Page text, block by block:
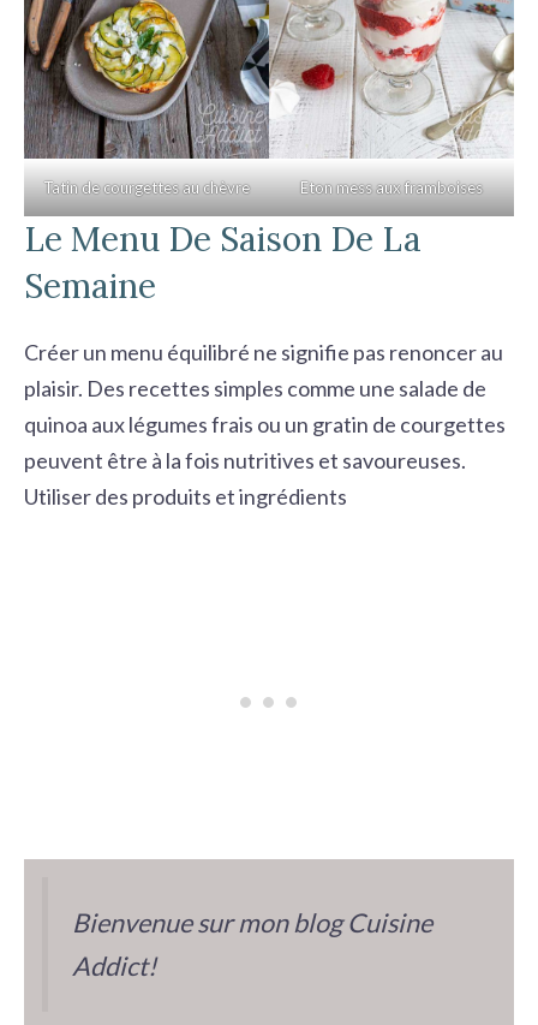
Tatin de courgettes au chèvre Eton mess aux framboises
Le Menu De Saison De La
Semaine
Créer un menu équilibré ne signifie pas renoncer au
plaisir. Des recettes simples comme une salade de
quinoa aux légumes frais ou un gratin de courgettes
peuvent être à la fois nutritives et savoureuses.
Utiliser des produits et ingrédients
Bienvenue sur mon blog Cuisine
Addict!